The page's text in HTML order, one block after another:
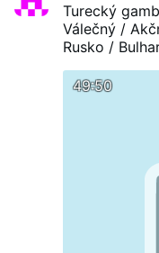
Turecký
Válečný /
Rusko /
49:50